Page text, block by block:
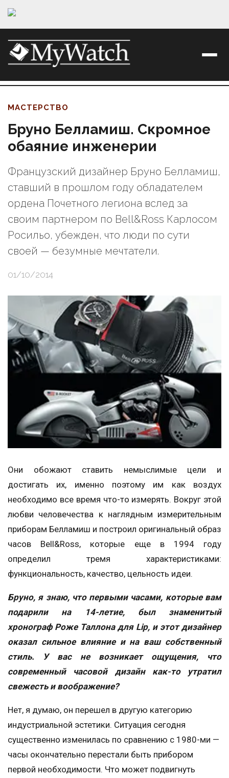
МАСТЕРСТВО
Бруно Белламиш. Скромное
обаяние инженерии
Французский дизайнер Бруно Белламиш,
ставший в прошлом году обладателем
ордена Почетного легиона вслед за
своим партнером по Bell&Ross Карлосом
Росильо, убежден, что люди по сути
своей — безумные мечтатели.
01/10/2014
Они обожают ставить немыслимые цели и
достигать их, именно поэтому им как воздух
необходимо все время что-то измерять. Вокруг этой
любви человечества к наглядным измерительным
приборам Белламиш и построил оригинальный образ
часов Bell&Ross, которые еще в 1994 году
определил тремя характеристиками:
функциональность, качество, цельность идеи.
Бруно, я знаю, что первыми часами, которые вам
подарили на 14-летие, был знаменитый
хронограф Роже Таллона для Lip, и этот дизайнер
оказал сильное влияние и на ваш собственный
стиль. У вас не возникает ощущения, что
современный часовой дизайн как-то утратил
свежесть и воображение?
Нет, я думаю, он перешел в другую категорию
индустриальной эстетики. Ситуация сегодня
существенно изменилась по сравнению с 1980-ми —
часы окончательно перестали быть прибором
первой необходимости. Что может подвигнуть